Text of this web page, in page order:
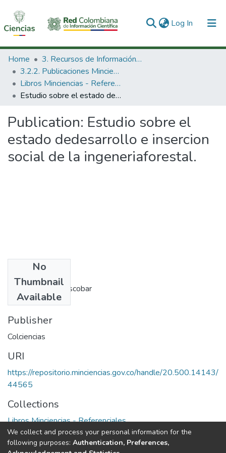
Log In (current)
Communities & Collections
All of DSpace
Statistics
Home
3. Recursos de Información Científica y Tecnológica
3.2.2. Publicaciones Minciencias
Libros Minciencias - Referenciales
Estudio sobre el estado dedesarrollo e insercion social de la ingeneriaforestal.
Publication: Estudio sobre el
estado dedesarrollo e insercion
social de la ingeneriaforestal.
No
Thumbnail
Available
Authors
Norberto Velez Escobar
Publisher
Colciencias
URI
https://repositorio.minciencias.gov.co/handle/20.500.14143/
44565
Collections
Libros Minciencias - Referenciales
Full item page
We collect and process your personal information for the
following purposes: Authentication, Preferences,